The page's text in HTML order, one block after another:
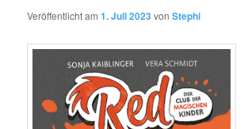
Veröffentlicht am1. Juli 2023 vonStephi